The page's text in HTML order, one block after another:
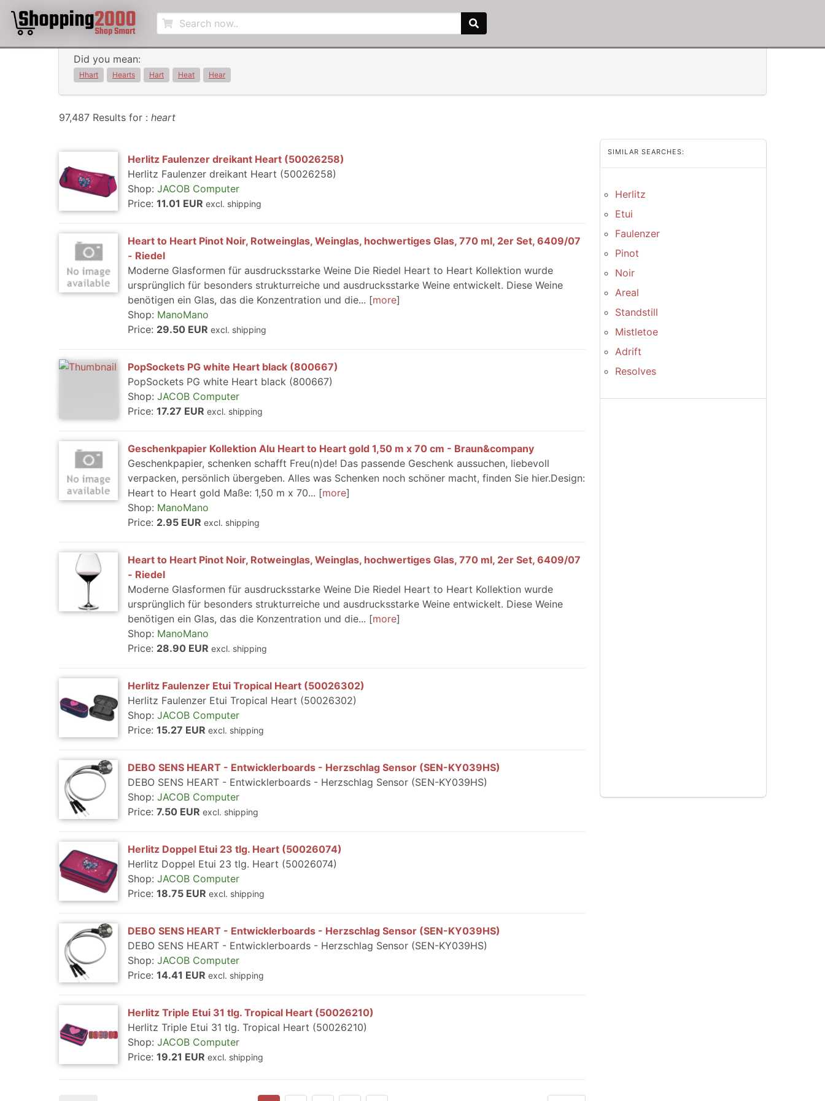
Did you mean:
Hhart Hearts Hart Heat Hear
97,487 Results for : heart
Herlitz Faulenzer dreikant Heart (50026258)
Herlitz Faulenzer dreikant Heart (50026258)
Shop: JACOB Computer
Price: 11.01 EUR excl. shipping
Heart to Heart Pinot Noir, Rotweinglas, Weinglas, hochwertiges Glas, 770 ml, 2er Set, 6409/07
- Riedel
Moderne Glasformen für ausdrucksstarke Weine Die Riedel Heart to Heart Kollektion wurde
ursprünglich für besonders strukturreiche und ausdrucksstarke Weine entwickelt. Diese Weine
benötigen ein Glas, das die Konzentration und die...
more
Shop: ManoMano
Price: 29.50 EUR excl. shipping
PopSockets PG white Heart black (800667)
PopSockets PG white Heart black (800667)
Shop: JACOB Computer
Price: 17.27 EUR excl. shipping
Geschenkpapier Kollektion Alu Heart to Heart gold 1,50 m x 70 cm - Braun&company
Geschenkpapier, schenken schafft Freu(n)de! Das passende Geschenk aussuchen, liebevoll
verpacken, persönlich übergeben. Alles was Schenken noch schöner macht, finden Sie hier.Design:
Heart to Heart gold Maße: 1,50 m x 70...
more
Shop: ManoMano
Price: 2.95 EUR excl. shipping
Heart to Heart Pinot Noir, Rotweinglas, Weinglas, hochwertiges Glas, 770 ml, 2er Set, 6409/07
- Riedel
Moderne Glasformen für ausdrucksstarke Weine Die Riedel Heart to Heart Kollektion wurde
ursprünglich für besonders strukturreiche und ausdrucksstarke Weine entwickelt. Diese Weine
benötigen ein Glas, das die Konzentration und die...
more
Shop: ManoMano
Price: 28.90 EUR excl. shipping
Herlitz Faulenzer Etui Tropical Heart (50026302)
Herlitz Faulenzer Etui Tropical Heart (50026302)
Shop: JACOB Computer
Price: 15.27 EUR excl. shipping
DEBO SENS HEART - Entwicklerboards - Herzschlag Sensor (SEN-KY039HS)
DEBO SENS HEART - Entwicklerboards - Herzschlag Sensor (SEN-KY039HS)
Shop: JACOB Computer
Price: 7.50 EUR excl. shipping
Herlitz Doppel Etui 23 tlg. Heart (50026074)
Herlitz Doppel Etui 23 tlg. Heart (50026074)
Shop: JACOB Computer
Price: 18.75 EUR excl. shipping
DEBO SENS HEART - Entwicklerboards - Herzschlag Sensor (SEN-KY039HS)
DEBO SENS HEART - Entwicklerboards - Herzschlag Sensor (SEN-KY039HS)
Shop: JACOB Computer
Price: 14.41 EUR excl. shipping
Herlitz Triple Etui 31 tlg. Tropical Heart (50026210)
Herlitz Triple Etui 31 tlg. Tropical Heart (50026210)
Shop: JACOB Computer
Price: 19.21 EUR excl. shipping
SIMILAR SEARCHES:
Herlitz
Etui
Faulenzer
Pinot
Noir
Areal
Standstill
Mistletoe
Adrift
Resolves